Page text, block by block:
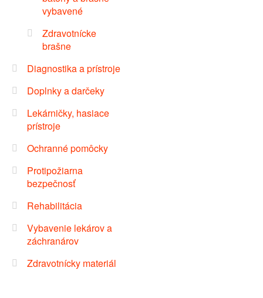
vybavené
Zdravotnícke
brašne
Diagnostika a prístroje
Doplnky a darčeky
Lekárničky, hasiace
prístroje
Ochranné pomôcky
Protipožiarna
bezpečnosť
Rehabilitácia
Vybavenie lekárov a
záchranárov
Zdravotnícky materiál